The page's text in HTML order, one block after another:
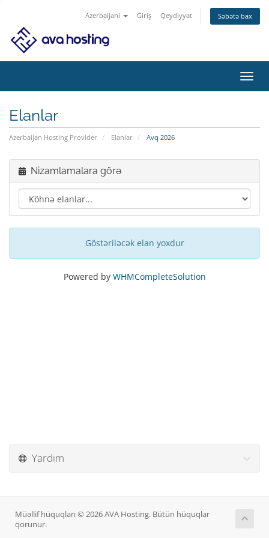
Azerbaijani Giriş Qeydiyyat Səbətə bax
keçid
Elanlar
Azerbaijan Hosting Provider Elanlar Avq 2026
Nizamlamalara görə
Göstəriləcək elan yoxdur
Powered by WHMCompleteSolution
Yardım
Müəllif hüquqları © 2026 AVA Hosting. Bütün hüquqlar
qorunur.